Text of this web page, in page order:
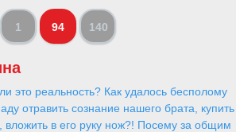
1 94 140
это реальность? Как удалось бесполому
отравить сознание нашего брата, купить
вложить в его руку нож?! Посему за общим